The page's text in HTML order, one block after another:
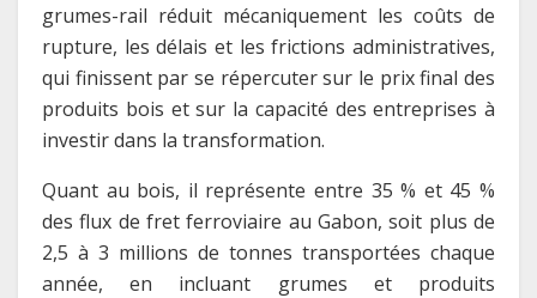
grumes-rail réduit mécaniquement les coûts de
rupture, les délais et les frictions administratives,
qui finissent par se répercuter sur le prix final des
produits bois et sur la capacité des entreprises à
investir dans la transformation.
Quant au bois, il représente entre 35 % et 45 %
des flux de fret ferroviaire au Gabon, soit plus de
2,5 à 3 millions de tonnes transportées chaque
année, en incluant grumes et produits